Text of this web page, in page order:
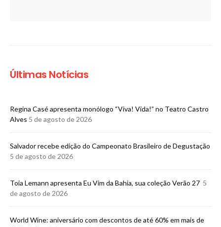
Últimas Notícias
Regina Casé apresenta monólogo “Viva! Vida!” no Teatro Castro
Alves 5 de agosto de 2026
​Salvador recebe edição do Campeonato Brasileiro de Degustação
5 de agosto de 2026
Toia Lemann apresenta Eu Vim da Bahia, sua coleção Verão 27 5
de agosto de 2026
World Wine: aniversário com descontos de até 60% em mais de